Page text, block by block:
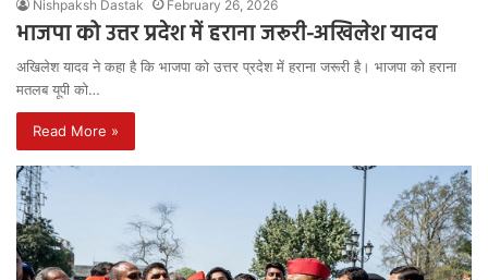
Nishpaksh Dastak February 26, 2026
भाजपा को उत्तर प्रदेश में हराना जरूरी-अखिलेश यादव
अखिलेश यादव ने कहा है कि भाजपा को उत्तर प्रदेश में हराना जरूरी है। भाजपा को हराना
मतलब यूपी को…
Read More »